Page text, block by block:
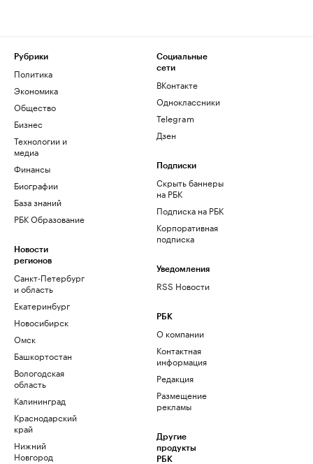
Рубрики
Политика
Экономика
Общество
Бизнес
Технологии и
медиа
Финансы
Биографии
База знаний
РБК Образование
Новости
регионов
Санкт-Петербург
и область
Екатеринбург
Новосибирск
Омск
Башкортостан
Вологодская
область
Калининград
Краснодарский
край
Нижний
Новгород
Социальные
сети
ВКонтакте
Одноклассники
Telegram
Дзен
Подписки
Скрыть баннеры
на РБК
Подписка на РБК
Корпоративная
подписка
Уведомления
RSS Новости
РБК
О компании
Контактная
информация
Редакция
Размещение
рекламы
Другие
продукты
РБК